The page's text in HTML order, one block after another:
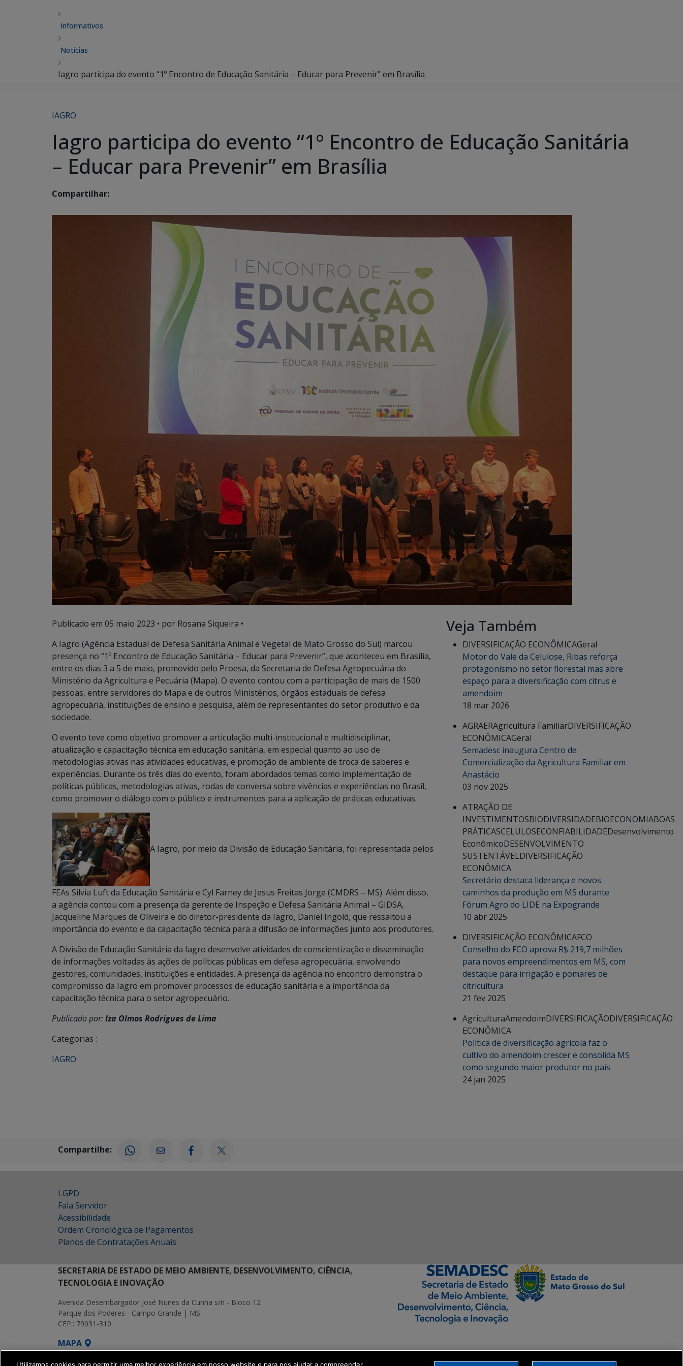
Informativos
Notícias
Iagro participa do evento “1º Encontro de Educação Sanitária – Educar para Prevenir” em Brasília
IAGRO
Iagro participa do evento “1º Encontro de Educação Sanitária
– Educar para Prevenir” em Brasília
Compartilhar:
Publicado em 05 maio 2023 • por Rosana Siqueira •
A Iagro (Agência Estadual de Defesa Sanitária Animal e Vegetal de Mato Grosso do Sul) marcou
presença no “1º Encontro de Educação Sanitária – Educar para Prevenir”, que aconteceu em Brasília,
entre os dias 3 a 5 de maio, promovido pelo Proesa, da Secretaria de Defesa Agropecuária do
Ministério da Agricultura e Pecuária (Mapa). O evento contou com a participação de mais de 1500
pessoas, entre servidores do Mapa e de outros Ministérios, órgãos estaduais de defesa
agropecuária, instituições de ensino e pesquisa, além de representantes do setor produtivo e da
sociedade.
O evento teve como objetivo promover a articulação multi-institucional e multidisciplinar,
atualização e capacitação técnica em educação sanitária, em especial quanto ao uso de
metodologias ativas nas atividades educativas, e promoção de ambiente de troca de saberes e
experiências. Durante os três dias do evento, foram abordados temas como implementação de
políticas públicas, metodologias ativas, rodas de conversa sobre vivências e experiências no Brasil,
como promover o diálogo com o público e instrumentos para a aplicação de práticas educativas.
A Iagro, por meio da Divisão de Educação Sanitária, foi representada pelos
FEAs Silvia Luft da Educação Sanitária e Cyl Farney de Jesus Freitas Jorge (CMDRS – MS). Além disso,
a agência contou com a presença da gerente de Inspeção e Defesa Sanitária Animal – GIDSA,
Jacqueline Marques de Oliveira e do diretor-presidente da Iagro, Daniel Ingold, que ressaltou a
importância do evento e da capacitação técnica para a difusão de informações junto aos produtores.
A Divisão de Educação Sanitária da Iagro desenvolve atividades de conscientização e disseminação
de informações voltadas às ações de políticas públicas em defesa agropecuária, envolvendo
gestores, comunidades, instituições e entidades. A presença da agência no encontro demonstra o
compromisso da Iagro em promover processos de educação sanitária e a importância da
capacitação técnica para o setor agropecuário.
Publicado por:Iza Olmos Rodrigues de Lima
Categorias :
IAGRO
Veja Também
DIVERSIFICAÇÃO ECONÔMICAGeral
Motor do Vale da Celulose, Ribas reforça
protagonismo no setor florestal mas abre
espaço para a diversificação com citrus e
amendoim
18 mar 2026
AGRAERAgricultura FamiliarDIVERSIFICAÇÃO
ECONÔMICAGeral
Semadesc inaugura Centro de
Comercialização da Agricultura Familiar em
Anastácio
03 nov 2025
ATRAÇÃO DE
INVESTIMENTOSBIODIVERSIDADEBIOECONOMIABOAS
PRÁTICASCELULOSECONFIABILIDADEDesenvolvimento
EconômicoDESENVOLVIMENTO
SUSTENTÁVELDIVERSIFICAÇÃO
ECONÔMICA
Secretário destaca liderança e novos
caminhos da produção em MS durante
Fórum Agro do LIDE na Expogrande
10 abr 2025
DIVERSIFICAÇÃO ECONÔMICAFCO
Conselho do FCO aprova R$ 219,7 milhões
para novos empreendimentos em MS, com
destaque para irrigação e pomares de
citricultura
21 fev 2025
AgriculturaAmendoimDIVERSIFICAÇÃODIVERSIFICAÇÃO
ECONÔMICA
Política de diversificação agrícola faz o
cultivo do amendoim crescer e consolida MS
como segundo maior produtor no país
24 jan 2025
Compartilhe:
LGPD
Fala Servidor
Acessibilidade
Ordem Cronológica de Pagamentos
Planos de Contratações Anuais
SECRETARIA DE ESTADO DE MEIO AMBIENTE, DESENVOLVIMENTO, CIÊNCIA,
TECNOLOGIA E INOVAÇÃO
Avenida Desembargador José Nunes da Cunha s/n - Bloco 12
Parque dos Poderes - Campo Grande | MS
CEP.: 79031-310
MAPA
SETDIG | Secretaria-Executiva de Transformação Digital